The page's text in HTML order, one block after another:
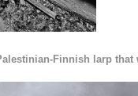
Finnish larp that